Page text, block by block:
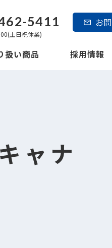
5411
土日祝休業)
お
扱い商品 採用情報
ャナ